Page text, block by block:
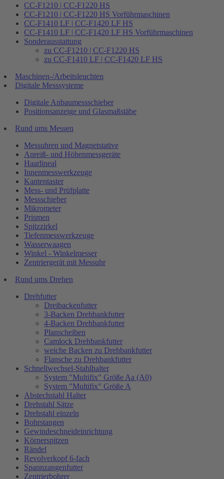
CC-F1210 | CC-F1220 HS
CC-F1210 | CC-F1220 HS Vorführmaschinen
CC-F1410 LF | CC-F1420 LF HS
CC-F1410 LF | CC-F1420 LF HS Vorführmaschinen
Sonderausstattung
zu CC-F1210 | CC-F1220 HS
zu CC-F1410 LF | CC-F1420 LF HS
Maschinen-/Arbeitsleuchten
Digitale Messsysteme
Digitale Anbaumessschieber
Positionsanzeige und Glasmaßstäbe
Rund ums Messen
Messuhren und Magnetstative
Anreiß- und Höhenmessgeräte
Haarlineal
Innenmesswerkzeuge
Kantentaster
Mess- und Prüfplatte
Messschieber
Mikrometer
Prismen
Spitzzirkel
Tiefenmesswerkzeuge
Wasserwaagen
Winkel - Winkelmesser
Zentriergerät mit Messuhr
Rund ums Drehen
Drehfutter
Dreibackenfutter
3-Backen Drehbankfutter
4-Backen Drehbankfutter
Planscheiben
Camlock Drehbankfutter
weiche Backen zu Drehbankfutter
Flansche zu Drehbankfutter
Schnellwechsel-Stahlhalter
System "Multifix" Größe Aa (A0)
System "Multifix" Größe A
Abstechstahl Halter
Drehstahl Sätze
Drehstahl einzeln
Bohrstangen
Gewindeschneideinrichtung
Körnerspitzen
Rändel
Revolverkopf 6-fach
Spannzangenfutter
Zentrierbohrer